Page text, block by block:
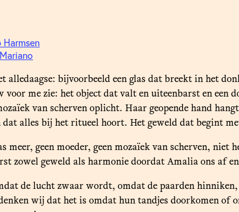
Harmsen
alledaagse: bijvoorbeeld een glas dat breekt in het
voor me zie: het object dat valt en uiteenbarst en
van scherven oplicht. Haar geopende hand
dat alles bij het ritueel hoort. Het geweld dat begint
meer, geen moeder, geen mozaïek van scherven,
zowel geweld als harmonie doordat Amalia ons af
de lucht zwaar wordt, omdat de paarden
wij dat het is omdat hun tandjes doorkomen